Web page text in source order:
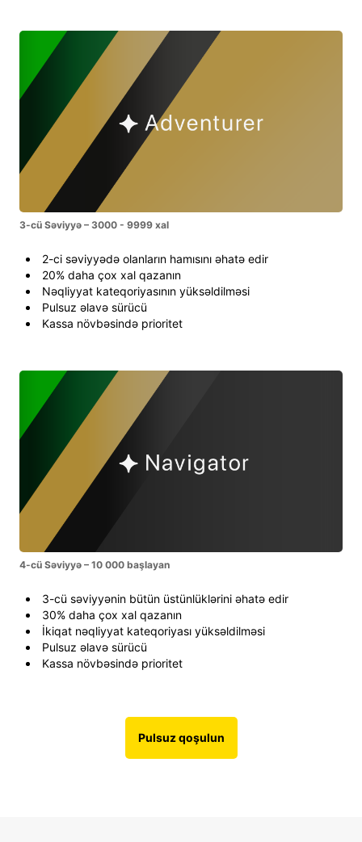
3-cü Səviyyə – 3000 - 9999 xal
2-ci səviyyədə olanların hamısını əhatə edir
20% daha çox xal qazanın
Nəqliyyat kateqoriyasının yüksəldilməsi
Pulsuz əlavə sürücü
Kassa növbəsində prioritet
4-cü Səviyyə – 10 000 başlayan
3-cü səviyyənin bütün üstünlüklərini əhatə edir
30% daha çox xal qazanın
İkiqat nəqliyyat kateqoriyası yüksəldilməsi
Pulsuz əlavə sürücü
Kassa növbəsində prioritet
Pulsuz qoşulun